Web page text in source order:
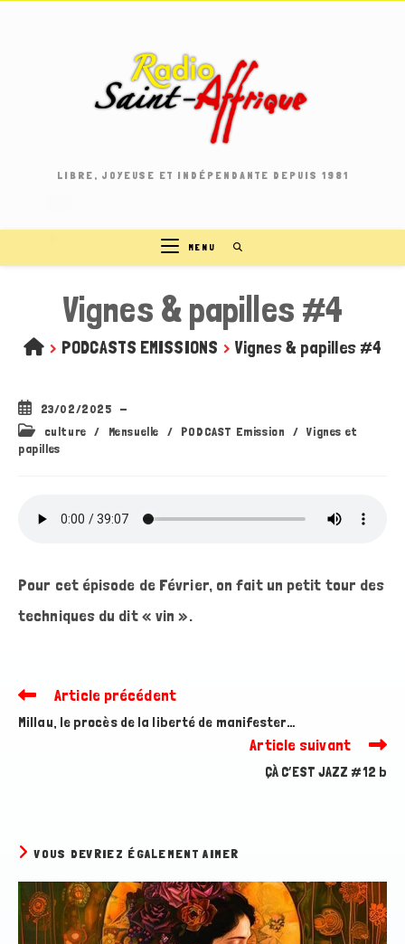
LIBRE, JOYEUSE ET INDÉPENDANTE DEPUIS 1981
MENU
Vignes & papilles #4
> PODCASTS EMISSIONS > Vignes & papilles #4
Publication
publiée :
23/02/2025
Post
category:
culture / Mensuelle / PODCAST Emission / Vignes et
papilles
Pour cet épisode de Février, on fait un petit tour des
techniques du dit « vin ».
Read
articles
Article précédent
Millau, le procès de la liberté de manifester…
Article suivant
ÇÀ C’EST JAZZ #12 b
VOUS DEVRIEZ ÉGALEMENT AIMER